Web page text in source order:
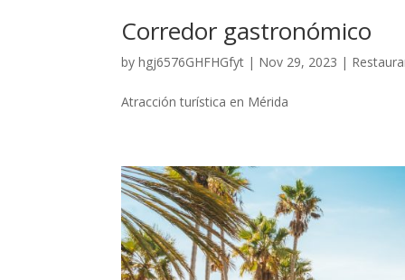
Corredor gastronómico
byhgj6576GHFHGfyt | Nov 29, 2023 |
Atracción turística en Mérida